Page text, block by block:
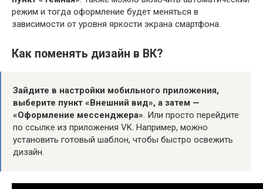
режим и тогда оформление будет меняться в
зависимости от уровня яркости экрана смартфона.
Как поменять дизайн в ВК?
Зайдите в настройки мобильного приложения,
выберите пункт «Внешний вид», а затем —
«Оформление мессенджера». Или просто перейдите
по ссылке из приложения VK. Например, можно
установить готовый шаблон, чтобы быстро освежить
дизайн.